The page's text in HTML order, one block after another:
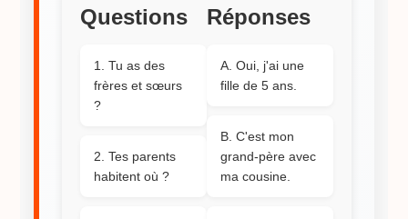
Questions
1. Tu as des
frères et sœurs
?
2. Tes parents
habitent où ?
Réponses
A. Oui, j'ai une
fille de 5 ans.
B. C'est mon
grand-père avec
ma cousine.